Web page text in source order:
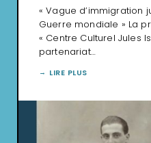
« Vague d’immigration
Guerre mondiale » La
« Centre Culturel Jules
partenariat…
LIRE PLUS